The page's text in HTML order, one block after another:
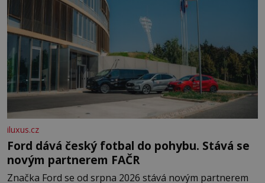
iluxus.cz
Ford dává český fotbal do pohybu. Stává se
novým partnerem FAČR
Značka Ford se od srpna 2026 stává novým partnerem